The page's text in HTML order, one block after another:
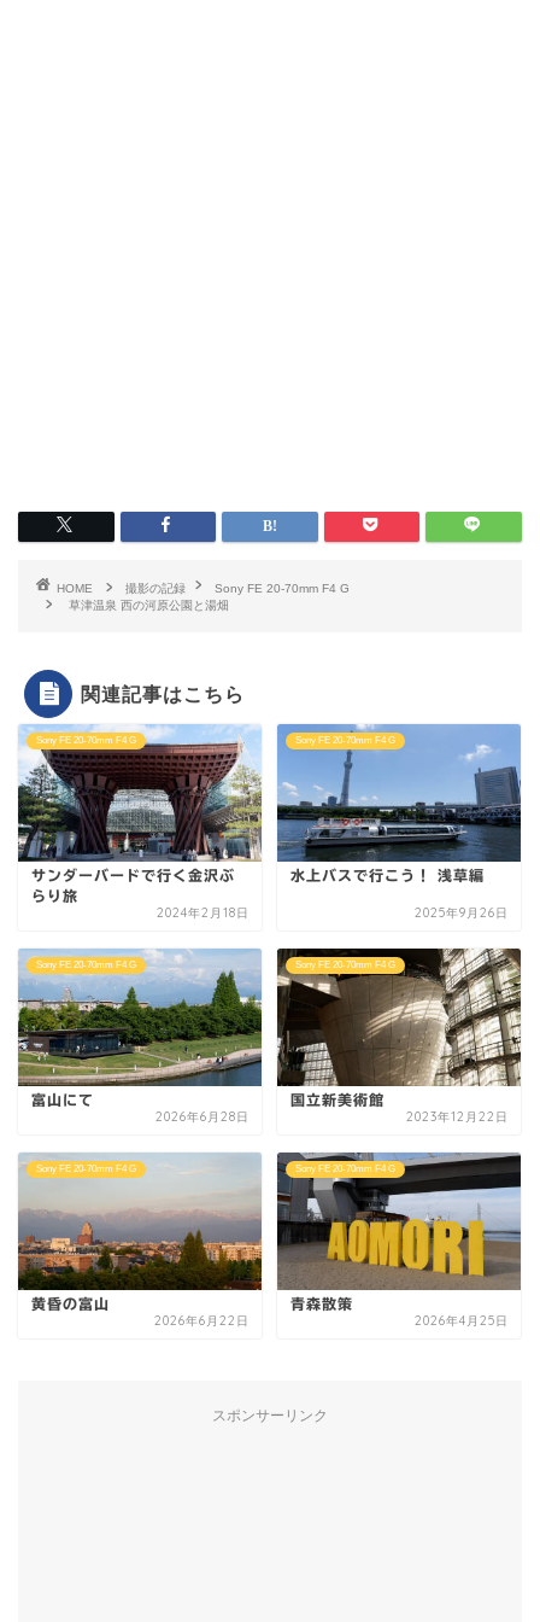
HOME 撮影の記録
Sony FE 20-70mm F4 G
草津温泉 西の河原公園と湯畑
関連記事はこちら
Sony FE 20-70mm F4 G
サンダーバードで行く金沢ぶ
らり旅
2024年2月18日
Sony FE 20-70mm F4 G
水上バスで行こう！ 浅草編
2025年9月26日
Sony FE 20-70mm F4 G
富山にて
2026年6月28日
Sony FE 20-70mm F4 G
国立新美術館
2023年12月22日
Sony FE 20-70mm F4 G
黄昏の富山
2026年6月22日
Sony FE 20-70mm F4 G
青森散策
2026年4月25日
スポンサーリンク